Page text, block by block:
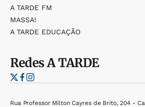
A TARDE FM
MASSA!
A TARDE EDUCAÇÃO
RedesA TARDE
Rua Professor Milton Cayres de Brito, 204 -